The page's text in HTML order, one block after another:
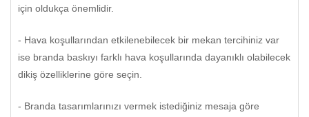
için oldukça önemlidir.
- Hava koşullarından etkilenebilecek bir mekan tercihiniz var
ise branda baskıyı farklı hava koşullarında dayanıklı olabilecek
dikiş özelliklerine göre seçin.
- Branda tasarımlarınızı vermek istediğiniz mesaja göre